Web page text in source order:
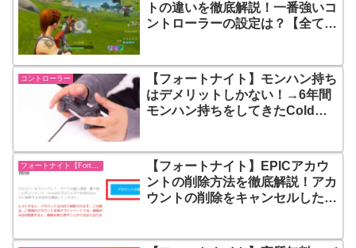
トの違いを徹底解説！一番強いコ
ントローラーの設定は？【全ての
コントローラー
【フォートナイト】モンハン持ち
はデメリットしかない！→6年間
モンハン持ちをしてきたColdさ
【フォートナイト】EPICアカウ
ントの削除方法を徹底解説！アカ
ウントの削除をキャンセルしたい